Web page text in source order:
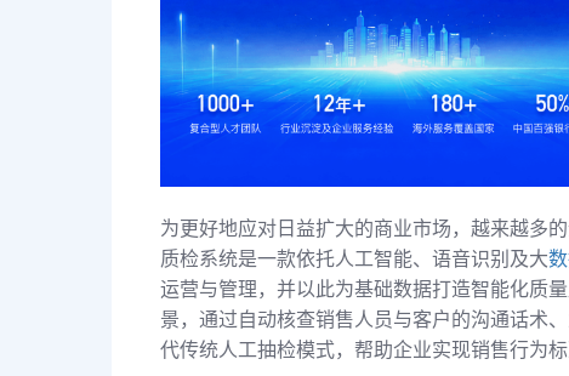
为更好地应对日益扩大的商业市场，越来越多
质检系统是一款依托人工智能、语音识别及大
运营与管理，并以此为基础数据打造智能化质
景，通过自动核查销售人员与客户的沟通话术
代传统人工抽检模式，帮助企业实现销售行为